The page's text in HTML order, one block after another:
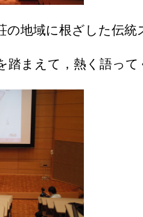
の地域に根ざした伝統
踏まえて，熱く語っ